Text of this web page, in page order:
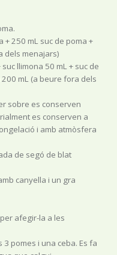
+ 250 mL suc de poma +
dels menajars)
llimona 50 mL + suc de
mL (a beure fora dels
sobre es conserven
es conserven a
i amb atmòsfera
de segó de blat
canyella i un gra
afegir-la a les
3 pomes i una ceba. Es fa